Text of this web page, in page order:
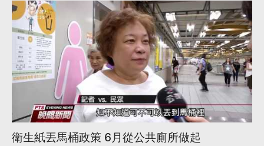
衛生紙丟馬桶政策 6月從公共廁所做起